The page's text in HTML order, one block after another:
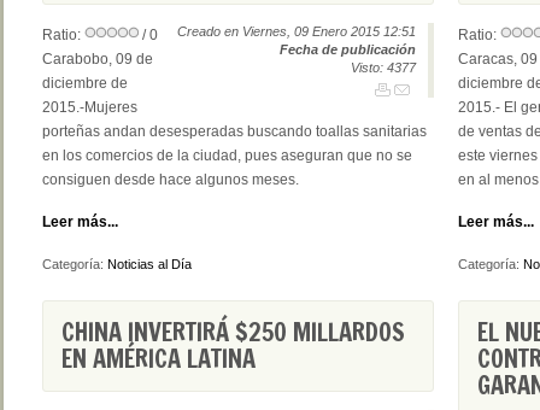
Creado en Viernes, 09 Enero 2015 12:51
Fecha de publicación
Visto: 4377
Ratio:
/ 0
Carabobo, 09 de
diciembre de
2015.-Mujeres
porteñas andan desesperadas buscando toallas sanitarias
en los comercios de la ciudad, pues aseguran que no se
consiguen desde hace algunos meses.
Leer más...
Categoría: Noticias al Día
Ratio:
Caracas,
diciembre
2015.- El
de ventas
este
en al
Leer más...
Categoría:
CHINA INVERTIRÁ $250 MILLARDOS
EN AMÉRICA LATINA
EL